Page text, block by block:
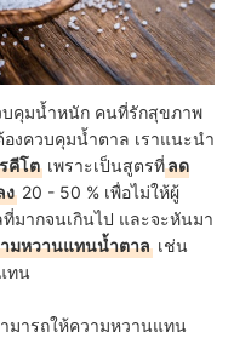
คุมน้ำหนัก คนที่รักสุขภาพ
งควบคุมน้ำตาล เราแนะนำ
คีโต เพราะเป็นสูตรที่ลด
ง 20 - 50 % เพื่อไม่ให้ผู้
มากจนเกินไป และจะหันมา
ามหวานแทนน้ำตาล เช่น
ทน
มารถให้ความหวานแทน